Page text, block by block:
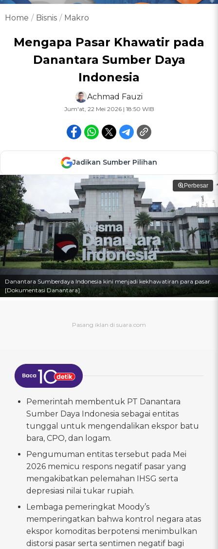
Home Bisnis Makro
Mengapa Pasar Khawatir pada
Danantara Sumber Daya
Indonesia
Achmad Fauzi
Jum'at, 22 Mei 2026 | 18:50 WIB
Jadikan Sumber Pilihan
Perbesar
Danantara Sumberdaya Indonesia kini menjadi kekhawatiran para pasar.
[Dokumentasi Danantara].
Pemerintah membentuk PT Danantara
Sumber Daya Indonesia sebagai entitas
tunggal untuk mengendalikan ekspor batu
bara, CPO, dan logam.
Pengumuman entitas tersebut pada Mei
2026 memicu respons negatif pasar yang
mengakibatkan pelemahan IHSG serta
depresiasi nilai tukar rupiah.
Lembaga pemeringkat Moody’s
memperingatkan bahwa kontrol negara atas
ekspor komoditas berpotensi menimbulkan
distorsi pasar serta sentimen negatif bagi